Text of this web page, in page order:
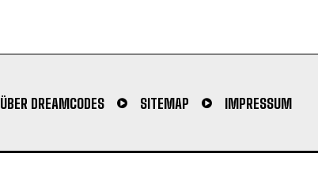
ÜBER DREAMCODES SITEMAP IMPRESSUM